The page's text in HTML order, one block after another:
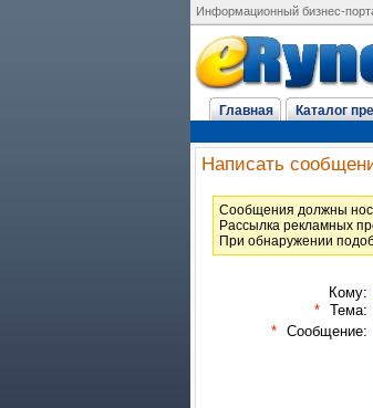
Информационный бизнес-
Главная Каталог
Написать
Cообщения должны
Рассылка рекламных
При обнаружении
Кому:
* Тема:
* Сообщение: